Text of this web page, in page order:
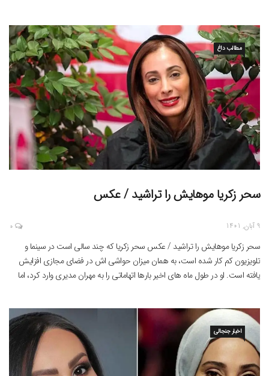
مطالب داغ
سحر زکریا موهایش را تراشید / عکس
9 آبان, 1401 0
سحر زکریا موهایش را تراشید / عکس سحر زکریا که چند سالی است در سینما و
تلویزیون کم کار شده است، به همان میزان حواشی اش در فضای مجازی افزایش
یافته است. او در طول ماه های اخیر بارها اتهاماتی را به مهران مدیری وارد کرد، اما
اخبار جنجالی